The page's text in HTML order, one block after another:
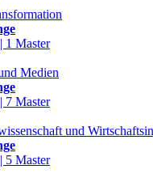
1 Master
Medien
7 Master
und
5 Master